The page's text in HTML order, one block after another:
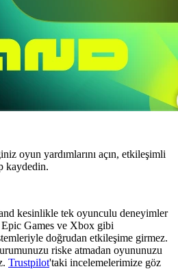
oyun yardımlarını açın, etkileşimli
kaydedin.
kesinlikle tek oyunculu deneyimler
Games ve Xbox gibi
doğrudan etkileşime girmez.
riske atmadan oyununuzu
Trustpilot'taki incelemelerimize göz